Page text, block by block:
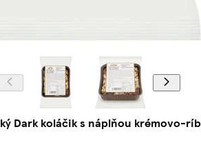
Dark koláčik s náplňou krémovo-